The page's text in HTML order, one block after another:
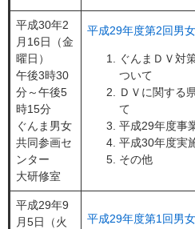
平成30年2
月16日（金
曜日）
午後3時30
分～午後5
時15分
ぐんま男女
共同参画セ
ンター
大研修室
平成29年度第2回男
ぐんまＤＶ対
ついて
ＤＶに関する
て
平成29年度事
平成30年度実
その他
平成29年9
月5日（火
平成29年度第1回男